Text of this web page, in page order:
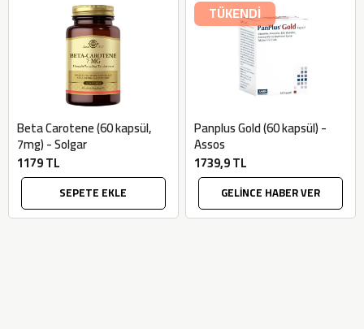
Beta Carotene (60 kapsül,
7mg) - Solgar
1179 TL
SEPETE EKLE
TÜKENDİ
Panplus Gold (60 kapsül) -
Assos
1739,9 TL
GELİNCE HABER VER